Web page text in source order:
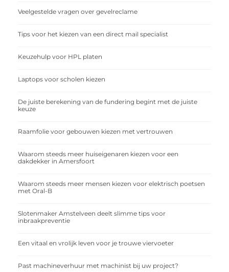
Veelgestelde vragen over gevelreclame
Tips voor het kiezen van een direct mail specialist
Keuzehulp voor HPL platen
Laptops voor scholen kiezen
De juiste berekening van de fundering begint met de juiste
keuze
Raamfolie voor gebouwen kiezen met vertrouwen
Waarom steeds meer huiseigenaren kiezen voor een
dakdekker in Amersfoort
Waarom steeds meer mensen kiezen voor elektrisch poetsen
met Oral-B
Slotenmaker Amstelveen deelt slimme tips voor
inbraakpreventie
Een vitaal en vrolijk leven voor je trouwe viervoeter
Past machineverhuur met machinist bij uw project?